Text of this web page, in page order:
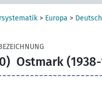
> Europa >
Ostmark